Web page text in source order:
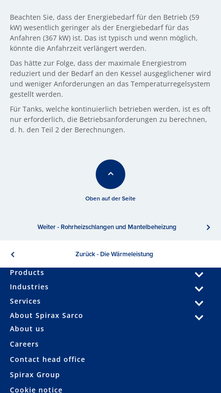
Beachten Sie, dass der Energiebedarf für den Betrieb (59
kW) wesentlich geringer als der Energiebedarf für das
Anfahren (367 kW) ist. Das ist typisch und wenn möglich,
könnte die Anfahrzeit verlängert werden.
Das hätte zur Folge, dass der maximale Energiestrom
reduziert und der Bedarf an den Kessel ausgeglichener wird
und weniger Anforderungen an das Temperaturregelsystem
gestellt werden.
Für Tanks, welche kontinuierlich betrieben werden, ist es oft
nur erforderlich, die Betriebsanforderungen zu berechnen,
d. h. den Teil 2 der Berechnungen.
Oben auf der Seite
Zurück - Die Wärmeleistung
Weiter - Rohrheizschlangen und Mantelbeheizung
Products
Industries
Services
About Spirax Sarco
About us
Careers
Contact head office
Spirax Group
Cookie notice